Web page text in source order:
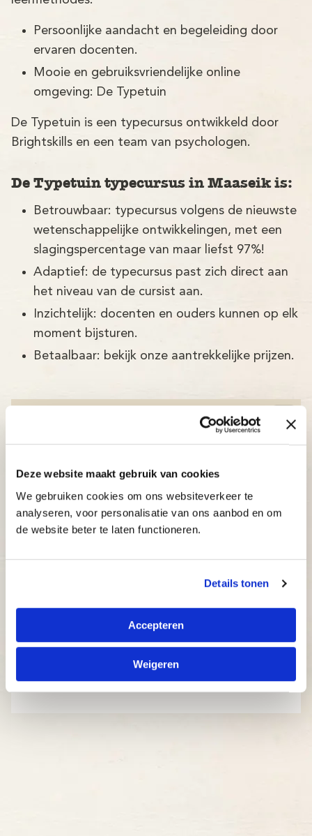
Deze website maakt gebruik van cookies
We gebruiken cookies om ons websiteverkeer te
analyseren, voor personalisatie van ons aanbod en om
de website beter te laten functioneren.
Details tonen
Accepteren
Weigeren
Persoonlijke aandacht en begeleiding door
ervaren docenten.
Mooie en gebruiksvriendelijke online
omgeving: De Typetuin
De Typetuin is een typecursus ontwikkeld door
Brightskills en een team van psychologen.
De Typetuin typecursus in Maaseik is:
Betrouwbaar: typecursus volgens de nieuwste
wetenschappelijke ontwikkelingen, met een
slagingspercentage van maar liefst 97%!
Adaptief: de typecursus past zich direct aan
het niveau van de cursist aan.
Inzichtelijk: docenten en ouders kunnen op elk
moment bijsturen.
Betaalbaar: bekijk onze aantrekkelijke prijzen.
Kies een locatie